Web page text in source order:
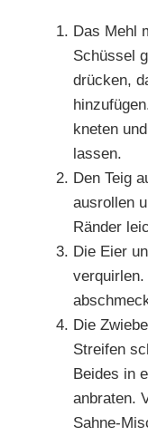
Das Mehl
Schüssel
drücken,
kneten
lassen.
Den Teig
ausrollen
Ränder
Die Eier
Die
Streifen
Beides in
anbraten.
Sahne-